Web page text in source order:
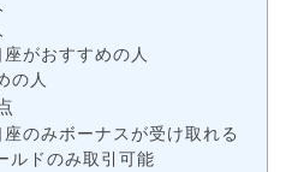
がおすすめの人
の人
のみボーナスが受け取れる
ルドのみ取引可能